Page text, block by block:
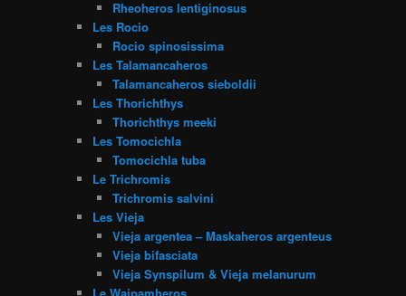
Rheoheros lentiginosus
Les Rocio
Rocio spinosissima
Les Talamancaheros
Talamancaheros sieboldii
Les Thorichthys
Thorichthys meeki
Les Tomocichla
Tomocichla tuba
Le Trichromis
Trichromis salvini
Les Vieja
Vieja argentea – Maskaheros argenteus
Vieja bifasciata
Vieja Synspilum & Vieja melanurum